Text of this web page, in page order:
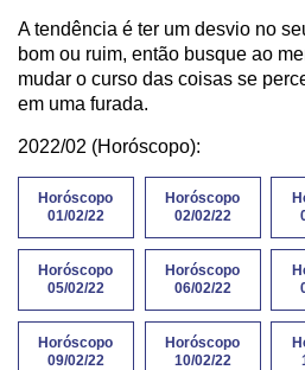
A tendência é ter um desvio no
bom ou ruim, então busque ao
mudar o curso das coisas se
em uma furada.
2022/02 (Horóscopo):
Horóscopo
01/02/22
Horóscopo
02/02/22
Horóscopo
05/02/22
Horóscopo
06/02/22
Horóscopo
09/02/22
Horóscopo
10/02/22